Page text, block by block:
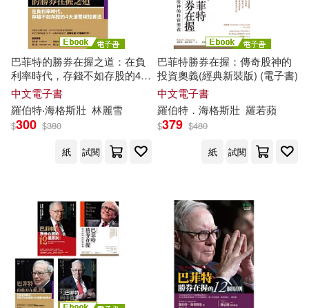
巴菲特的勝券在握之道：在負
利率時代，存錢不如存股的4大
滾雪球投資法 (電子書)
中文電子書
羅伯特‧海格斯壯 林麗雪
$300 $380
紙
試閱
巴菲特勝券在握：傳奇股神的
投資奧義(經典新裝版) (電子書)
中文電子書
羅伯特 ． 海格斯壯 羅若蘋
$379 $480
紙
試閱